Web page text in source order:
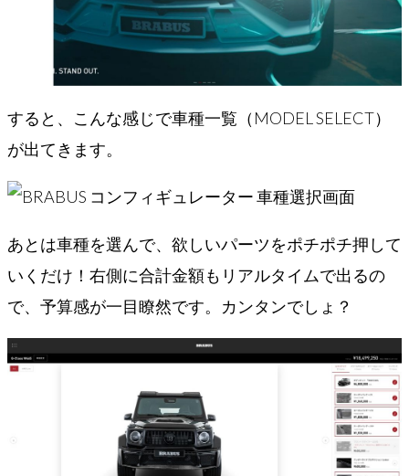
すると、こんな感じで車種一覧（MODEL SELECT）
が出てきます。
あとは車種を選んで、欲しいパーツをポチポチ押して
いくだけ！右側に合計金額もリアルタイムで出るの
で、予算感が一目瞭然です。カンタンでしょ？